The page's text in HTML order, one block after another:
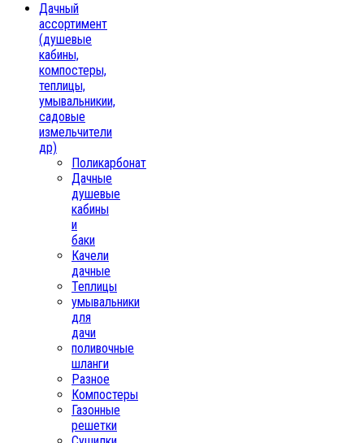
Дачный
ассортимент
(душевые
кабины,
компостеры,
теплицы,
умывальникии,
садовые
измельчители
др)
Поликарбонат
Дачные
душевые
кабины
и
баки
Качели
дачные
Теплицы
умывальники
для
дачи
поливочные
шланги
Разное
Компостеры
Газонные
решетки